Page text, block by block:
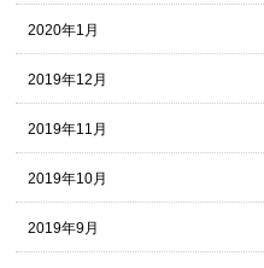
2020年1月
2019年12月
2019年11月
2019年10月
2019年9月